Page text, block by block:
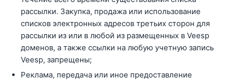
рассылки. Закупка, продажа или использование
списков электронных адресов третьих сторон для
рассылки из или в любой из размещенных в Veesp
доменов, а также ссылки на любую учетную запись
Veesp, запрещены;
Реклама, передача или иное предоставление